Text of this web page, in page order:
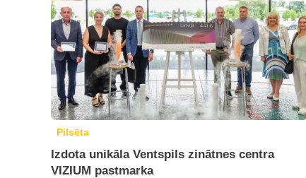
Pilsēta
Izdota unikāla Ventspils zinātnes centra
VIZIUM pastmarka